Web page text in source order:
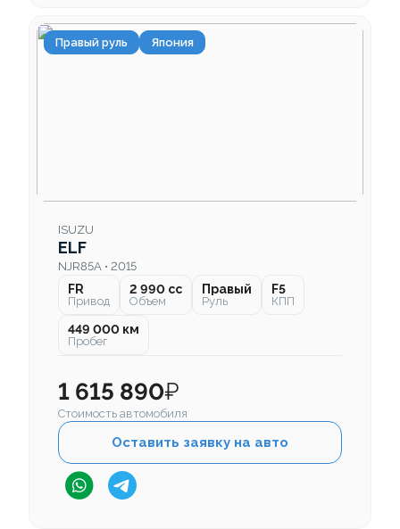
Правый руль Япония
ISUZU
ELF
NJR85A • 2015
FR
Привод
2 990 cc
Объем
Правый
Руль
F5
КПП
449 000 км
Пробег
1 615 890₽
Стоимость автомобиля
Оставить заявку на авто